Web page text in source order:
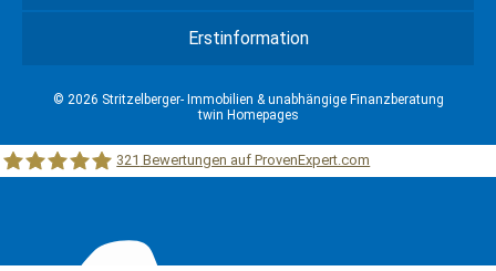
Erstinformation
© 2026 Stritzelberger- Immobilien & unabhängige Finanzberatung
twin Homepages
321 Bewertungen auf ProvenExpert.com